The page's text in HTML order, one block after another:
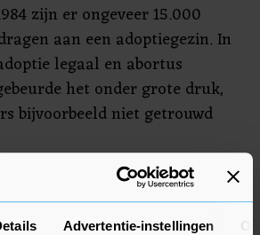
Advertentie-instellingen
zijn er ongeveer 15.000
aan een adoptiegezin. In
legaal en abortus
het onder grote druk,
bijvoorbeeld niet getrouwd